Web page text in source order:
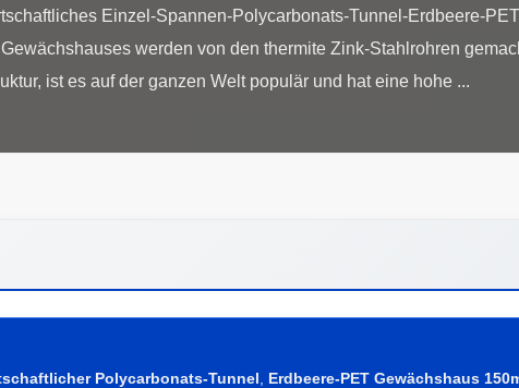
Einzel-Spannen-Polycarbonats-Tunnel-Erdbeere-
werden von den thermite Zink-Stahlrohren
Polycarbonats-Tunnel Erdbeere-PET Gewächshaus